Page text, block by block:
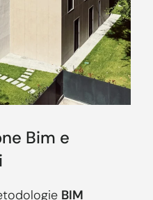
Bim e
BIM